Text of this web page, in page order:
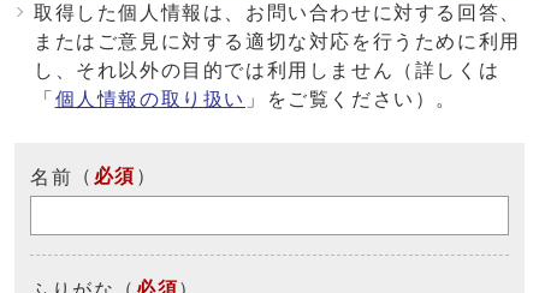
取得した個人情報は、お問い合わせに対する回答、
またはご意見に対する適切な対応を行うために利用
し、それ以外の目的では利用しません（詳しくは
「 個人情報の取り扱い 」をご覧ください）。
名前 （ 必須 ）